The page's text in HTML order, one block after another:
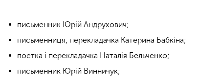
письменник Юрій Андрухович;
письменниця, перекладачка Катерина Бабкіна;
поетка і перекладачка Наталія Бельченко;
письменник Юрій Винничук;